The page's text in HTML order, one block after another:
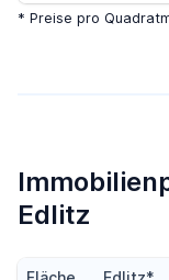
* Preise pro
Edlitz